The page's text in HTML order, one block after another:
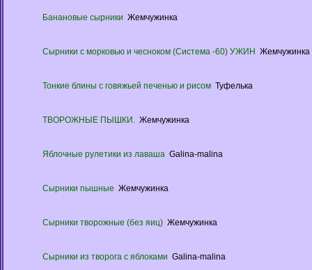
Банановые сырники Жемчужинка
Сырники с морковью и чесноком (Система -60) УЖИН Жемчужинка
Тонкие блины с говяжьей печенью и рисом Туфелька
ТВОРОЖНЫЕ ПЫШКИ. Жемчужинка
Яблочные рулетики из лаваша Galina-malina
Сырники пышные Жемчужинка
Сырники творожные (без яиц) Жемчужинка
Сырники из творога с яблоками Galina-malina